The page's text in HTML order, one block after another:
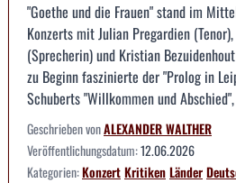
"Goethe und die Frauen" stand im
Konzerts mit Julian Pregardien
(Sprecherin) und Kristian
zu Beginn faszinierte der "Prolog in
Schuberts "Willkommen und
Geschrieben vonALEXANDER WALTHER
Veröffentlichungsdatum:12.06.2026
Kategorien:KonzertKritikenLänder